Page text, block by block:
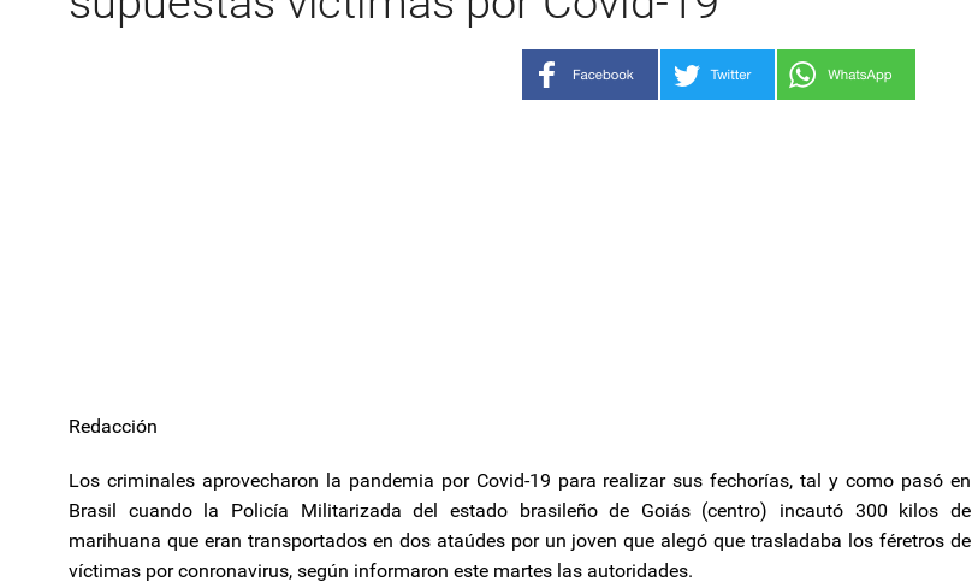
Redacción
Los criminales aprovecharon la pandemia por Covid-19 para realizar sus fechorías, tal y como pasó en
Brasil cuando la Policía Militarizada del estado brasileño de Goiás (centro) incautó 300 kilos de
marihuana que eran transportados en dos ataúdes por un joven que alegó que trasladaba los féretros de
víctimas por conronavirus, según informaron este martes las autoridades.